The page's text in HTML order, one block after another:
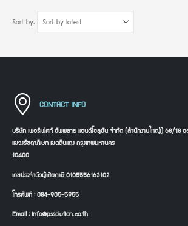
Sort by:
CONTACT INFO
บริษัท เพอร์เฟคท์ ซัพพลาย แอนด์โซลูชัน จำกัด (สำนักงานใหญ่) 68/18
แขวงรัชดาภิเษก เขตดินแดง กรุงเทพมหานคร
10400
เลขประจำตัวผู้เสียภาษี 0105556163102
โทรศัพท์ : 084-905-5955
Email : info@pssolution.co.th